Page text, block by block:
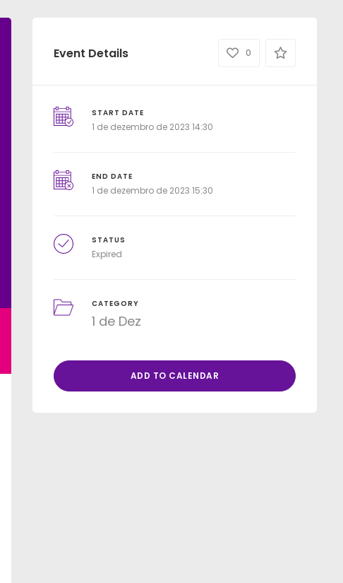
Event Details 0
START DATE
1 de dezembro de 2023 14:30
END DATE
1 de dezembro de 2023 15:30
STATUS
Expired
CATEGORY
1 de Dez
ADD TO CALENDAR